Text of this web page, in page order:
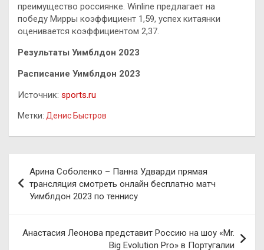
преимущество россиянке. Winline предлагает на
победу Мирры коэффициент 1,59, успех китаянки
оценивается коэффициентом 2,37.
Результаты Уимблдон 2023
Расписание Уимблдон 2023
Источник: sports.ru
Метки: Денис Быстров
по
записям
Арина Соболенко – Панна Удварди прямая
трансляция смотреть онлайн бесплатно матч
Уимблдон 2023 по теннису
Анастасия Леонова представит Россию на шоу «Mr.
Big Evolution Pro» в Португалии